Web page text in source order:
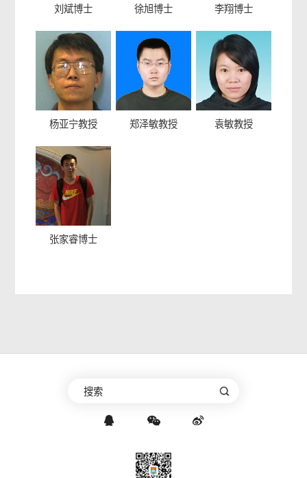
刘斌博士 徐旭博士 李翔博士
杨亚宁教授 郑泽敏教授 袁敏教授
张家睿博士